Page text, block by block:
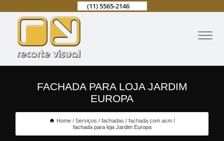
(11) 5565-2146
FACHADA PARA LOJA JARDIM
EUROPA
Home Serviços fachadas
fachada com acm
fachada para loja Jardim Europa